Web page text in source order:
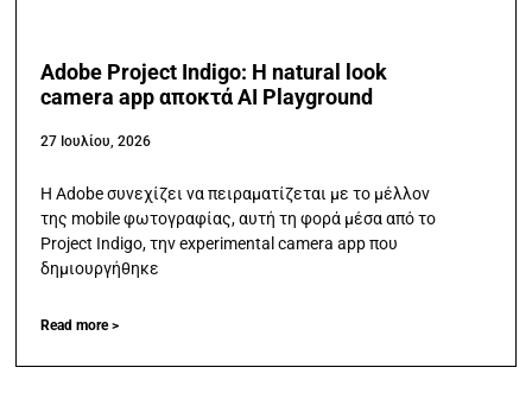
Adobe Project Indigo: Η natural look
camera app αποκτά AI Playground
27 Ιουλίου, 2026
Η Adobe συνεχίζει να πειραματίζεται με το μέλλον
της mobile φωτογραφίας, αυτή τη φορά μέσα από το
Project Indigo, την experimental camera app που
δημιουργήθηκε
Read more >